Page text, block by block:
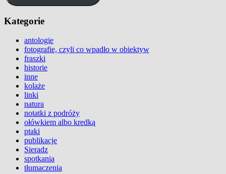
Kategorie
antologie
fotografie, czyli co wpadło w obiektyw
fraszki
historie
inne
kolaże
linki
natura
notatki z podróży
ołówkiem albo kredką
ptaki
publikacje
Sieradz
spotkania
tłumaczenia